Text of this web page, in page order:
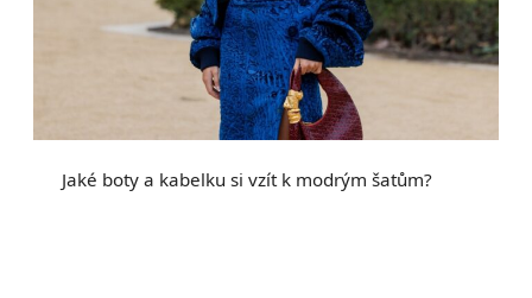
Jaké boty a kabelku si vzít k modrým šatům?